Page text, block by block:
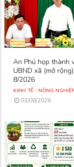
An Phú họp thành
UBND xã (mở
8/2026
KINH TẾ - NÔNG NGHIỆP
03/08/2026